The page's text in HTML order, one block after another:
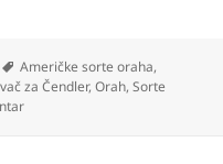
Oznake
Američke sorte oraha,
za Čendler,Orah,Sorte
na Čendler orah uzgoj prinos